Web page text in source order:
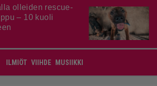
olleiden rescue-
– 10 kuoli
ILMIÖT VIIHDE MUSIIKKI